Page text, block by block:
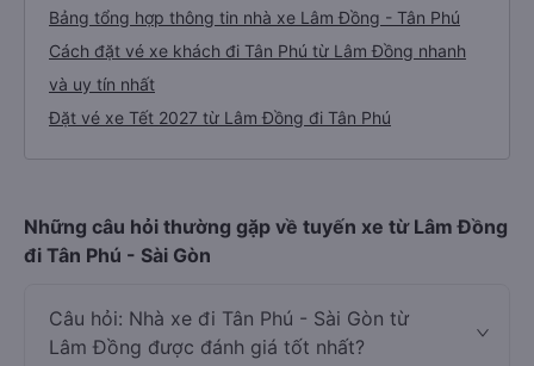
Bảng tổng hợp thông tin nhà xe Lâm Đồng - Tân Phú
Cách đặt vé xe khách đi Tân Phú từ Lâm Đồng nhanh
và uy tín nhất
Đặt vé xe Tết 2027 từ Lâm Đồng đi Tân Phú
Những câu hỏi thường gặp về tuyến xe từ Lâm Đồng
đi Tân Phú - Sài Gòn
Câu hỏi: Nhà xe đi Tân Phú - Sài Gòn từ
Lâm Đồng được đánh giá tốt nhất?